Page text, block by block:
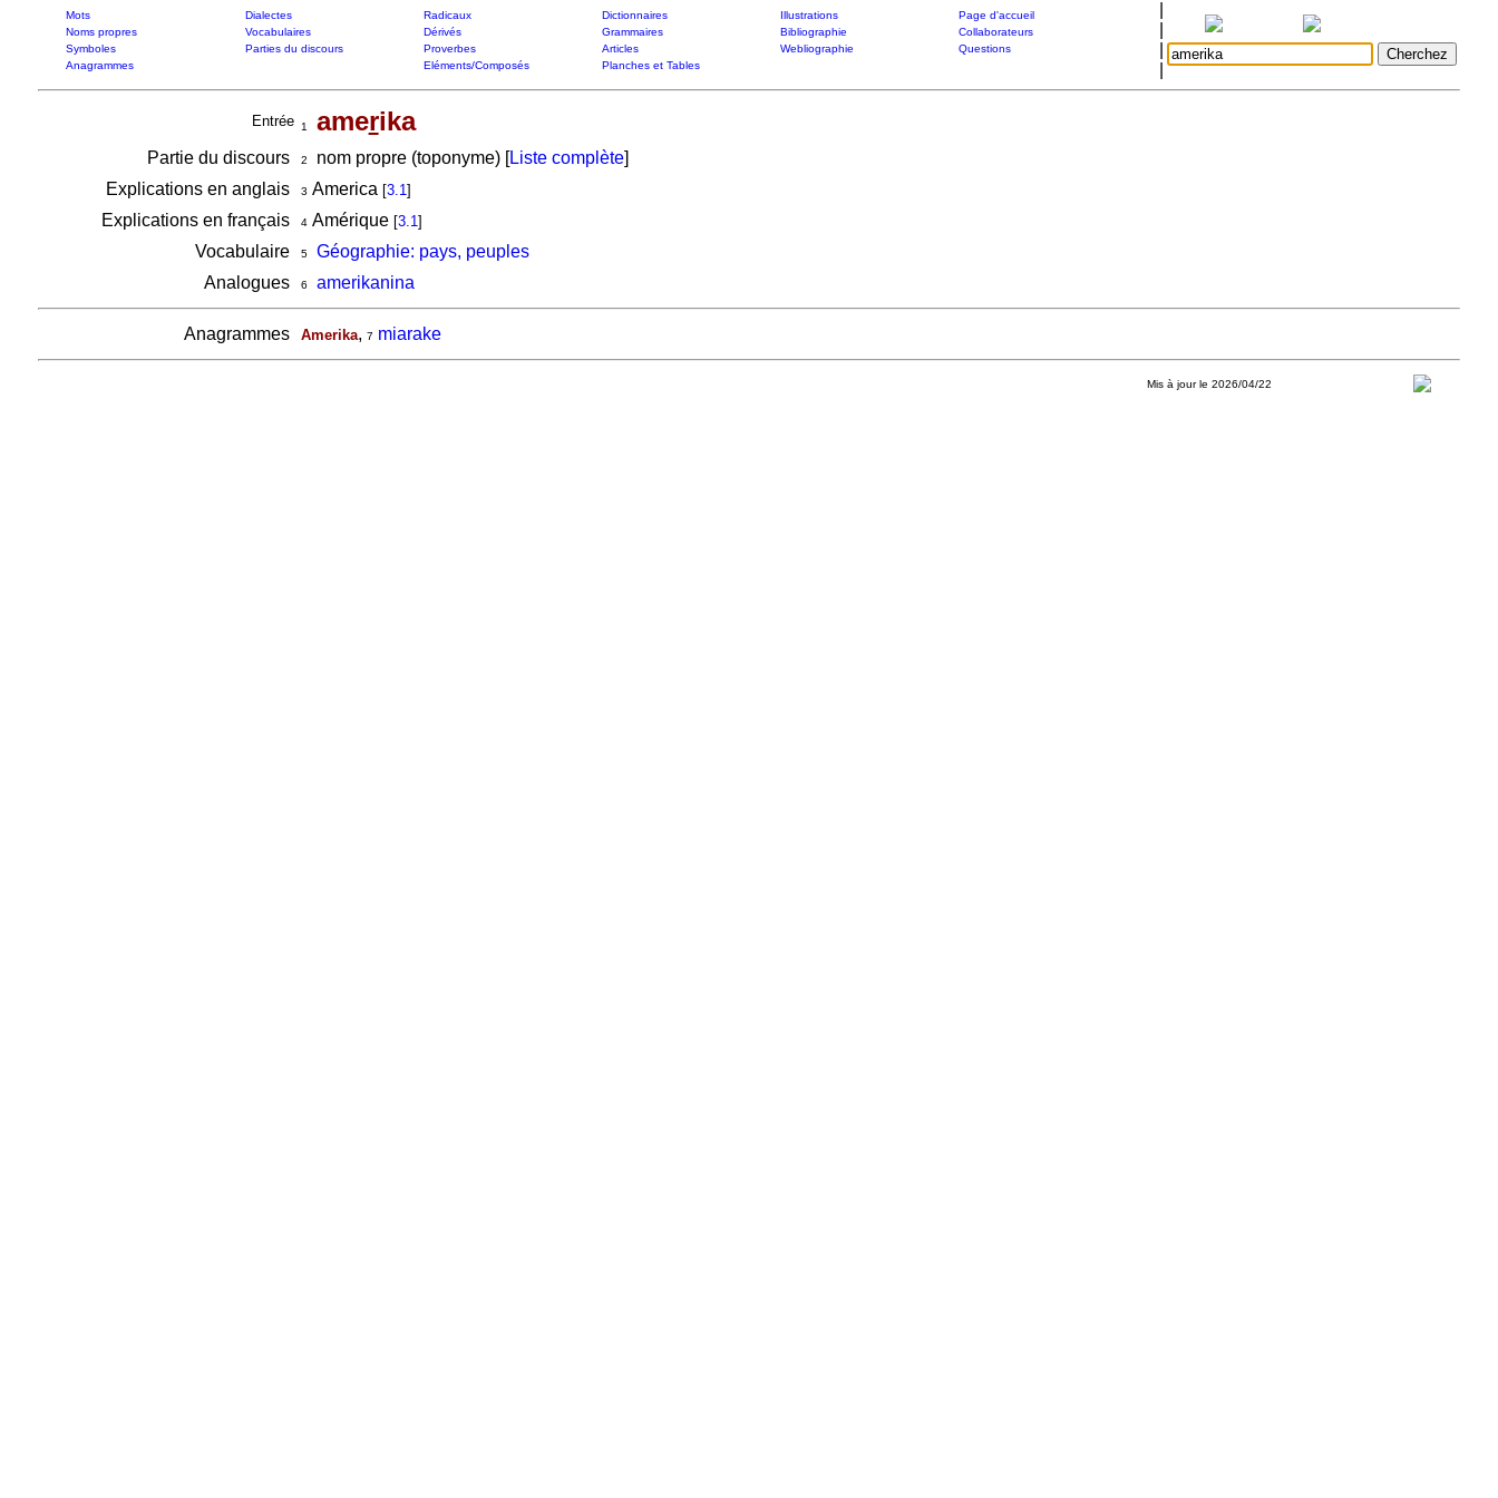
Mots Dialectes Radicaux Dictionnaires Illustrations
Page d'accueil
Noms propres
Vocabulaires Dérivés Grammaires Bibliographie
Collaborateurs
Symboles
Parties du discours Proverbes Articles Webliographie
Questions
Anagrammes
Eléments/Composés Planches et Tables
Entrée 1 amerika
Partie du discours 2 nom propre (toponyme) [Liste complète]
Explications en anglais
3 America [3.1]
Explications en français 4Amérique [3.1]
Vocabulaire 5
Géographie: pays, peuples
Analogues
6 amerikanina
Anagrammes Amerika, 7 miarake
Mis à jour le 2026/04/22